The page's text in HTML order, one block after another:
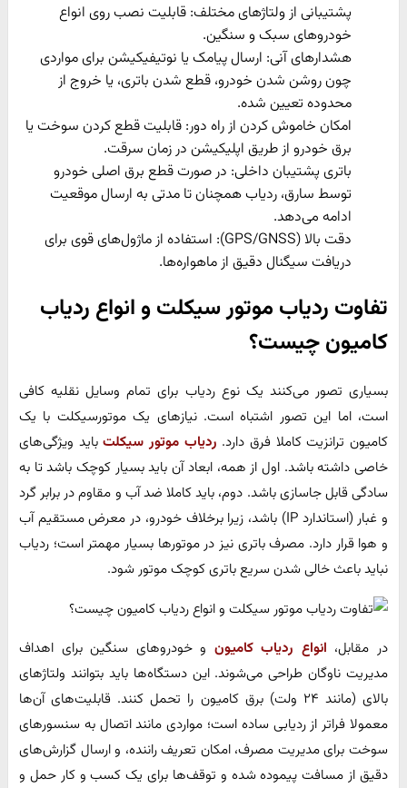
پشتیبانی از ولتاژهای مختلف: قابلیت نصب روی انواع
خودروهای سبک و سنگین.
هشدارهای آنی: ارسال پیامک یا نوتیفیکیشن برای مواردی
چون روشن شدن خودرو، قطع شدن باتری، یا خروج از
محدوده تعیین شده.
امکان خاموش کردن از راه دور: قابلیت قطع کردن سوخت یا
برق خودرو از طریق اپلیکیشن در زمان سرقت.
باتری پشتیبان داخلی: در صورت قطع برق اصلی خودرو
توسط سارق، ردیاب همچنان تا مدتی به ارسال موقعیت
ادامه می‌دهد.
دقت بالا (GPS/GNSS): استفاده از ماژول‌های قوی برای
دریافت سیگنال دقیق از ماهواره‌ها.
تفاوت ردیاب موتور سیکلت و انواع ردیاب
کامیون چیست؟
بسیاری تصور می‌کنند یک نوع ردیاب برای تمام وسایل نقلیه کافی
است، اما این تصور اشتباه است. نیازهای یک موتورسیکلت با یک
کامیون ترانزیت کاملا فرق دارد. ردیاب موتور سیکلتباید ویژگی‌های
خاصی داشته باشد. اول از همه، ابعاد آن باید بسیار کوچک باشد تا به
سادگی قابل جاسازی باشد. دوم، باید کاملا ضد آب و مقاوم در برابر گرد
و غبار (استاندارد IP) باشد، زیرا برخلاف خودرو، در معرض مستقیم آب
و هوا قرار دارد. مصرف باتری نیز در موتورها بسیار مهمتر است؛ ردیاب
نباید باعث خالی شدن سریع باتری کوچک موتور شود.
در مقابل، انواع ردیاب کامیون و خودروهای سنگین برای اهداف
مدیریت ناوگان طراحی می‌شوند. این دستگاه‌ها باید بتوانند ولتاژهای
بالای (مانند ۲۴ ولت) برق کامیون را تحمل کنند. قابلیت‌های آن‌ها
معمولا فراتر از ردیابی ساده است؛ مواردی مانند اتصال به سنسورهای
سوخت برای مدیریت مصرف، امکان تعریف راننده، و ارسال گزارش‌های
دقیق از مسافت پیموده شده و توقف‌ها برای یک کسب و کار حمل و